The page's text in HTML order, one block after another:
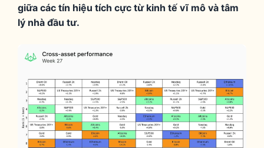
giữa các tín hiệu tích cực từ kinh tế vĩ mô và tâm
lý nhà đầu tư.